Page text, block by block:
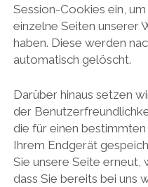
Session-Cookies ein,
einzelne Seiten unserer
haben. Diese werden
automatisch gelöscht.
Darüber hinaus setzen
der
die für einen
Ihrem Endgerät
Sie unsere Seite erneut,
dass Sie bereits bei uns